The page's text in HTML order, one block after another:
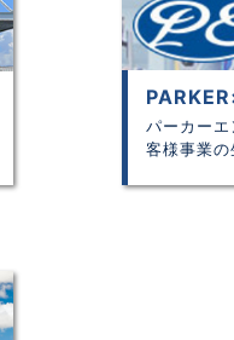
パーカー
客様事業の